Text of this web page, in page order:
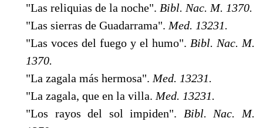
"Las reliquias de la noche". Bibl. Nac. M. 1370.
"Las sierras de Guadarrama". Med. 13231.
"Las voces del fuego y el humo". Bibl. Nac. M.
1370.
"La zagala más hermosa". Med. 13231.
"La zagala, que en la villa. Med. 13231.
"Los rayos del sol impiden". Bibl. Nac. M.